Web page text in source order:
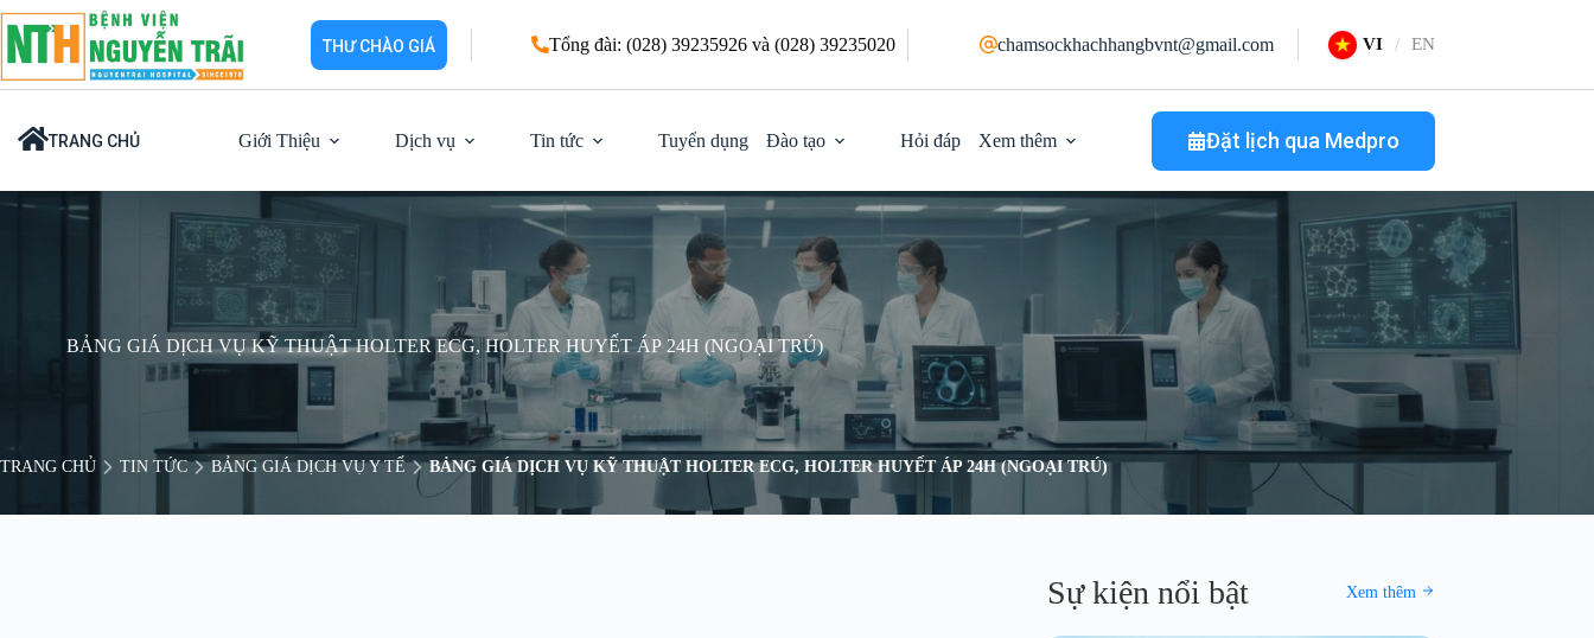
Chuyển
đến
phần
dung
THƯ CHÀO GIÁ Tổng đài: (028) 39235926 và (028) 39235020 chamsockhachhangbvnt@gmail.com EN
VI
TRANG CHỦ Giới Thiệu Dịch vụ Tin tức Tuyển dụng Đào tạo Hỏi đáp Xem thêm Đặt lịch qua Medpro
BẢNG GIÁ DỊCH VỤ KỸ THUẬT HOLTER ECG, HOLTER HUYẾT ÁP 24H (NGOẠI TRÚ)
TRANG CHỦ TIN TỨC BẢNG GIÁ DỊCH VỤ Y TẾ BẢNG GIÁ DỊCH VỤ KỸ THUẬT HOLTER ECG, HOLTER HUYẾT ÁP 24H (NGOẠI TRÚ)
Sự kiện nổi bật Xem thêm